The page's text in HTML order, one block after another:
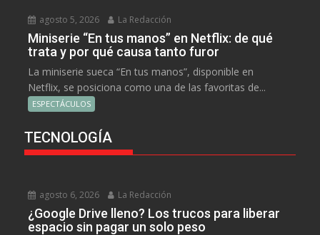
agosto 5, 2026 La Redacción
Miniserie “En tus manos” en Netflix: de qué
trata y por qué causa tanto furor
La miniserie sueca “En tus manos”, disponible en
Netflix, se posiciona como una de las favoritas de...
ESPECTÁCULOS
TECNOLOGÍA
agosto 6, 2026 La Redacción
¿Google Drive lleno? Los trucos para liberar
espacio sin pagar un solo peso